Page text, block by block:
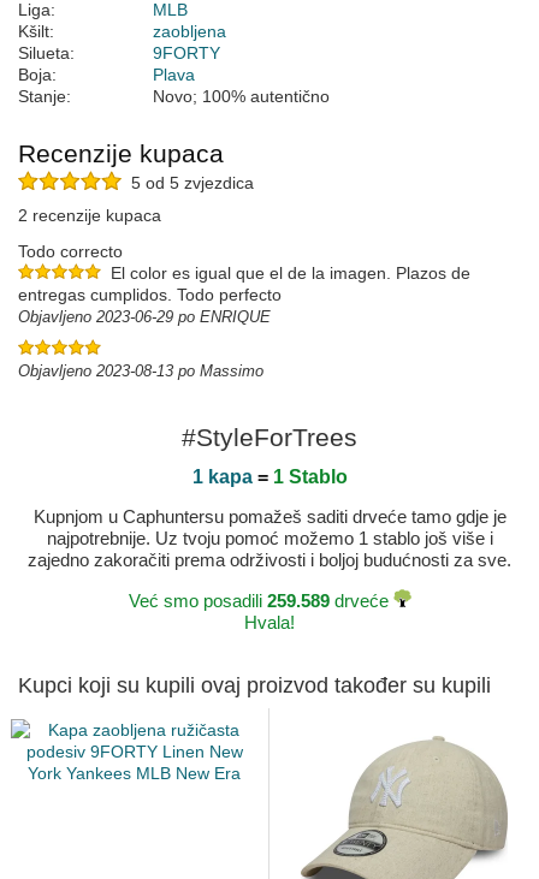
Liga:
MLB
Kšilt:
zaobljena
Silueta:
9FORTY
Boja:
Plava
Stanje:
Novo; 100% autentično
Recenzije kupaca
5 od 5 zvjezdica
2 recenzije kupaca
Todo correcto
El color es igual que el de la imagen. Plazos de
entregas cumplidos. Todo perfecto
Objavljeno 2023-06-29 po ENRIQUE
Objavljeno 2023-08-13 po Massimo
#StyleForTrees
1 kapa= 1 Stablo
Kupnjom u Caphuntersu pomažeš saditi drveće tamo gdje je
najpotrebnije. Uz tvoju pomoć možemo 1 stablo još više i
zajedno zakoračiti prema održivosti i boljoj budućnosti za sve.
Već smo posadili 259.589drveće
Hvala!
Kupci koji su kupili ovaj proizvod također su kupili